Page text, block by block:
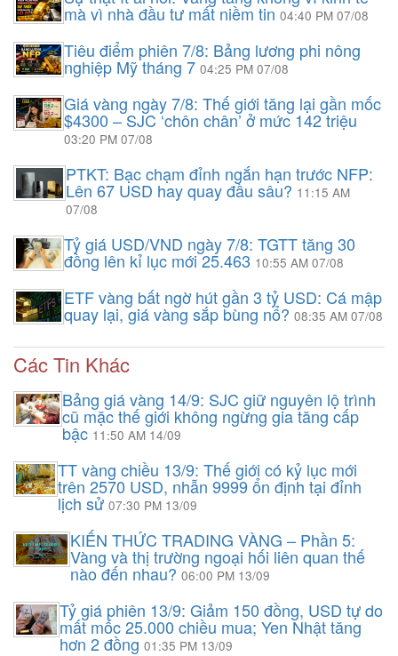
mà vì nhà đầu tư mất niềm tin 04:40 PM 07/08
Tiêu điểm phiên 7/8: Bảng lương phi nông
nghiệp Mỹ tháng 7 04:25 PM 07/08
Giá vàng ngày 7/8: Thế giới tăng lại gần mốc
$4300 – SJC ‘chôn chân’ ở mức 142 triệu
03:20 PM 07/08
PTKT: Bạc chạm đỉnh ngắn hạn trước NFP:
Lên 67 USD hay quay đầu sâu? 11:15 AM
07/08
Tỷ giá USD/VND ngày 7/8: TGTT tăng 30
đồng lên kỉ lục mới 25.463 10:55 AM 07/08
ETF vàng bất ngờ hút gần 3 tỷ USD: Cá mập
quay lại, giá vàng sắp bùng nổ? 08:35 AM 07/08
Các Tin Khác
Bảng giá vàng 14/9: SJC giữ nguyên lộ trình
cũ mặc thế giới không ngừng gia tăng cấp
bậc 11:50 AM 14/09
TT vàng chiều 13/9: Thế giới có kỷ lục mới
trên 2570 USD, nhẫn 9999 ổn định tại đỉnh
lịch sử07:30 PM 13/09
KIẾN THỨC TRADING VÀNG – Phần 5:
Vàng và thị trường ngoại hối liên quan thế
nào đến nhau?06:00 PM 13/09
Tỷ giá phiên 13/9: Giảm 150 đồng, USD tự do
mất mốc 25.000 chiều mua; Yen Nhật tăng
hơn 2 đồng01:35 PM 13/09